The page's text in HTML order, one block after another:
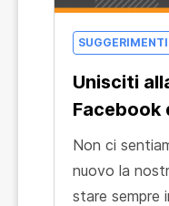
tecnologie
Unisciti
Facebook
Non ci
nuovo la
stare sempre